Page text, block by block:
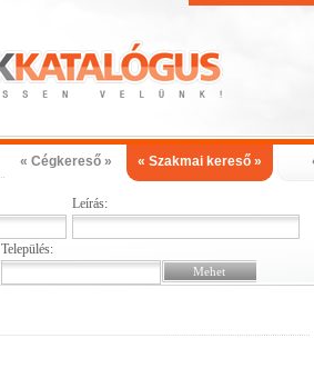
« Cégkereső » « Szakmai kereső »
Leírás:
Település: